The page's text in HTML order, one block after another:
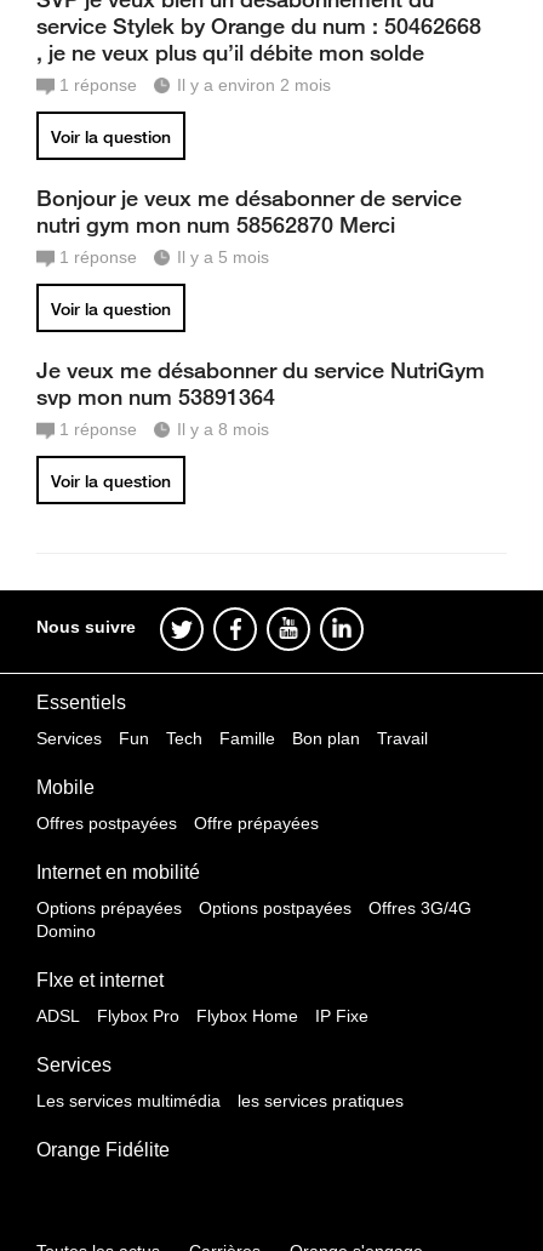
service Stylek by Orange du num : 50462668
, je ne veux plus qu’il débite mon solde
1 réponse Il y a environ 2 mois
Voir la question
Bonjour je veux me désabonner de service
nutri gym mon num 58562870 Merci
1 réponse Il y a 5 mois
Voir la question
Je veux me désabonner du service NutriGym
svp mon num 53891364
1 réponse Il y a 8 mois
Voir la question
Nous suivre
Essentiels
Services Fun Tech Famille Bon plan Travail
Mobile
Offres postpayées Offre prépayées
Internet en mobilité
Options prépayées Options postpayées
Offres 3G/4G
Domino
FIxe et internet
ADSL Flybox Pro Flybox Home IP Fixe
Services
Les services multimédia les services pratiques
Orange Fidélite